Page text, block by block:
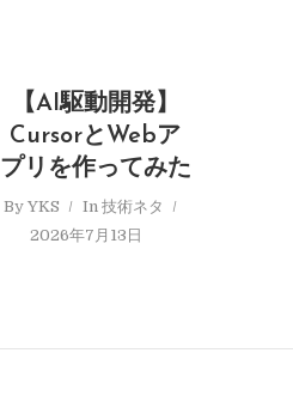
【AI駆動開発】
CursorとWebア
プリを作ってみた
ByYKS In技術ネタ
2026年7月13日